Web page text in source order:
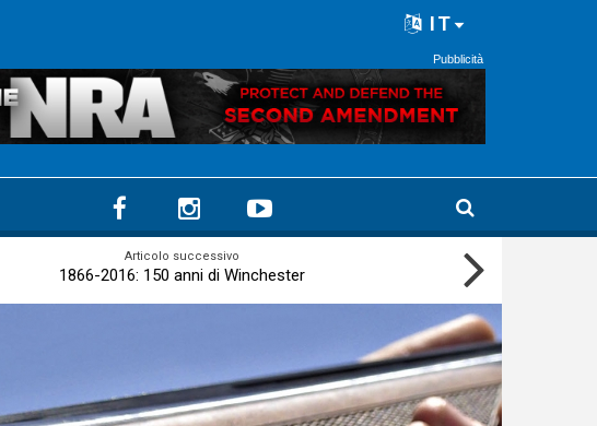
IT
Pubblicità
Articolo successivo
1866-2016: 150 anni di Winchester